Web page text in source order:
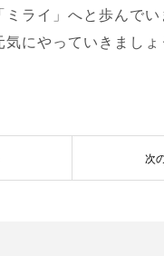
ミライ」へと歩んでい
にやっていきましょ
次